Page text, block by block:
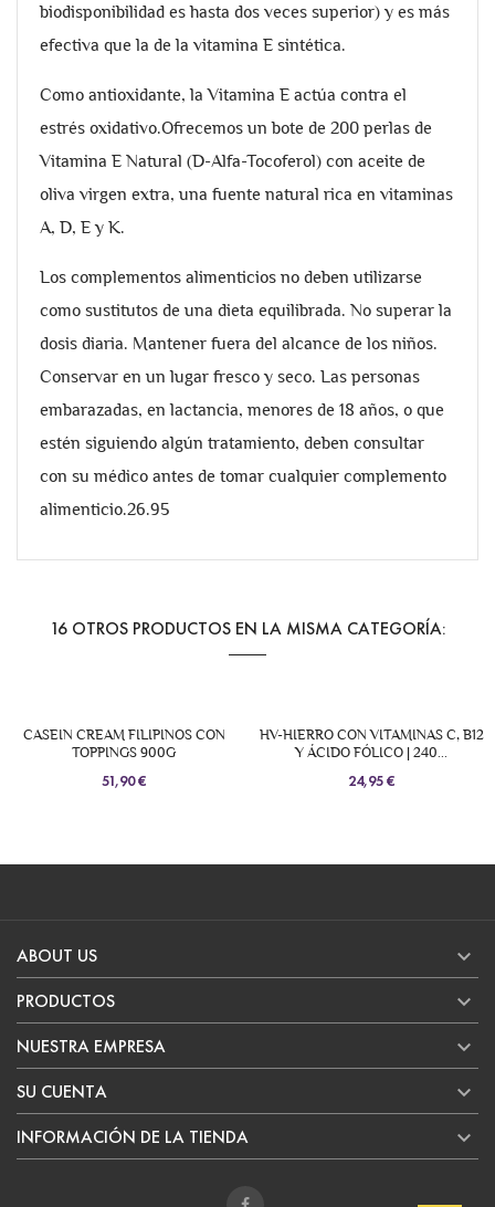
biodisponibilidad es hasta dos veces superior) y es más
efectiva que la de la vitamina E sintética.
Como antioxidante, la Vitamina E actúa contra el
estrés oxidativo.Ofrecemos un bote de 200 perlas de
Vitamina E Natural (D-Alfa-Tocoferol) con aceite de
oliva virgen extra, una fuente natural rica en vitaminas
A, D, E y K.
Los complementos alimenticios no deben utilizarse
como sustitutos de una dieta equilibrada. No superar la
dosis diaria. Mantener fuera del alcance de los niños.
Conservar en un lugar fresco y seco. Las personas
embarazadas, en lactancia, menores de 18 años, o que
estén siguiendo algún tratamiento, deben consultar
con su médico antes de tomar cualquier complemento
alimenticio.26.95
16 OTROS PRODUCTOS EN LA MISMA CATEGORÍA:
CASEIN CREAM FILIPINOS CON
TOPPINGS 900G
51,90 €
HV-HIERRO CON VITAMINAS C, B12
Y ÁCIDO FÓLICO | 240...
24,95 €
ABOUT US 
PRODUCTOS 
NUESTRA EMPRESA 
SU CUENTA 
INFORMACIÓN DE LA TIENDA 